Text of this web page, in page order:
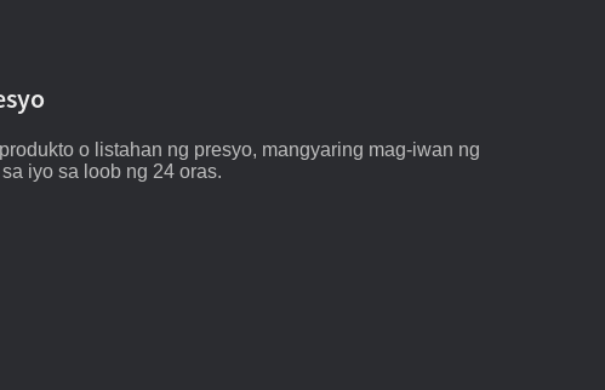
o listahan ng presyo, mangyaring mag-iwan ng
iyo sa loob ng 24 oras.